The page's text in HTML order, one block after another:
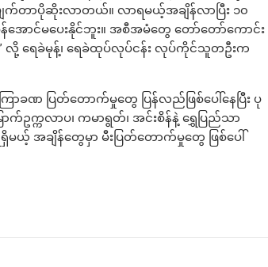
တာပိုဆိုးလာတယ်။ လာရမယ့်အချိန်လာပြီး ၁၀
န်အောင်မပေးနိုင်ဘူး။ အစီအမံတွေ တော်တော်ကောင်း
လို့ ရေခဲမုန့်၊ ရေခဲထုပ်လုပ်ငန်း လုပ်ကိုင်သူတဦးက
ခဏ ပြတ်တောက်မှုတွေ ပြန်လည်ဖြစ်ပေါ်နေပြီး ပု
ောက်ဥက္ကလာပ၊ ကမာရွတ်၊ အင်းစိန်နဲ့ ရွှေပြည်သာ
ယ့် အချိန်တွေမှာ မီးပြတ်တောက်မှုတွေ ဖြစ်ပေါ်